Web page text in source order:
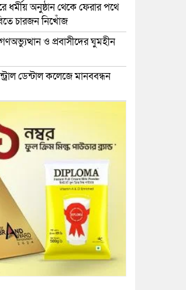
ধর্মীয় অনুষ্ঠান থেকে ফেরার পথে
চারজন নিখোঁজ
ও প্রবাসীদের ঘুমহীন
ডেন্টাল কলেজে মানববন্ধন